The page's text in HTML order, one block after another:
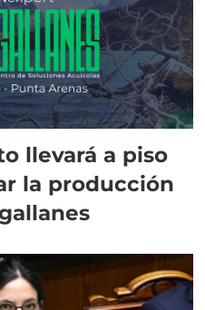
llevará a piso
la producción